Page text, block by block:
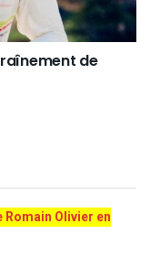
de
Romain Olivier en